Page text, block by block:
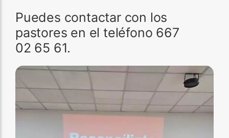
Puedes contactar con los
pastores en el teléfono 667
02 65 61.